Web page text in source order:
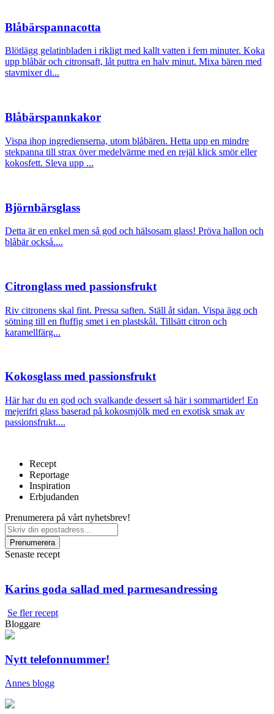
Blåbärspannacotta
Blötlägg gelatinbladen i rikligt med kallt vatten i fem minuter. Koka
upp blåbär och citronsaft, låt puttra en halv minut. Mixa bären med
stavmixer di...
Blåbärspannkakor
Vispa ihop ingredienserna, utom blåbären. Hetta upp en mindre
stekpanna till strax över medelvärme med en rejäl klick smör eller
kokosfett. Sleva upp ...
Björnbärsglass
Detta är en enkel men så god och hälsosam glass! Pröva hallon och
blåbär också....
Citronglass med passionsfrukt
Riv citronens skal fint. Pressa saften. Ställ åt sidan. Vispa ägg och
sötning till en fluffig smet i en plastskål. Tillsätt citron och
karamellfärg...
Kokosglass med passionsfrukt
Här har du en god och svalkande dessert så här i sommartider! En
mejerifri glass baserad på kokosmjölk med en exotisk smak av
passionsfrukt....
Recept
Reportage
Inspiration
Erbjudanden
Prenumerera på vårt nyhetsbrev!
Senaste recept
Karins goda sallad med parmesandressing
Se fler recept
Bloggare
Nytt telefonnummer!
Annes blogg